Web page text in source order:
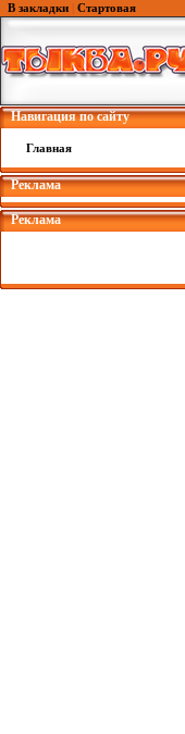
В закладки Стартовая
Навигация по сайту
Главная
Реклама
Реклама